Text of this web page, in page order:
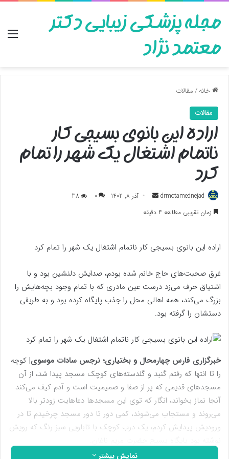
مجله پزشکی زیبایی دکتر
معتمد نژاد
خانه/مقالات
مقالات
اراده این بانوی بسیجی کار
ناتمام اشتغال یک شهر را تمام
کرد
drmotamednejad
ارسال
به
آذر 8, 1402 0
38
زمان تقریبی مطالعه 4 دقیقه
اراده این بانوی بسیجی کار ناتمام اشتغال یک شهر را تمام کرد
غرق صحبت‌های حاج خانم شده بودم، صدایش دلنشین بود و با
اشتیاق حرف می‌زد درست عین مادری که با تمام وجود بچه‌هایش را
بزرگ می‌کند، همه اهالی محل را جذب پایگاه کرده بود و به طریقی
دستشان را گرفته بود.
خبرگزاری فارس چهارمحال و بختیاری؛ نرجس سادات موسوی| کوچه
را تا انتها که رفتم گنبد و گلدسته‌های کوچک مسجد پیدا شد، از آن
مسجدهای قدیمی که پر از صفا و صمیمیت است و آدم کیف می‌کند
آنجا نماز بخواند، انگار که توی این مسجدها دعاهایت زودتر بالا
می‌روند و مستجاب می‌شوند، کمی دور تا دور مسجد چرخیدم تا در
ورودیش پیدایش کردم، یک درب کوچک با تابلویی سبز رنگ که رویش
نمایش بیشتر